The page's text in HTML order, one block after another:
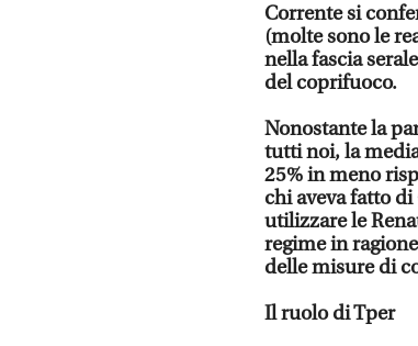
Corrente si
(molte sono le
nella fascia
del coprifuoco.
Nonostante la
tutti noi, la
25% in meno
chi aveva fatto
utilizzare le
regime in
delle misure di
Il ruolo di Tper